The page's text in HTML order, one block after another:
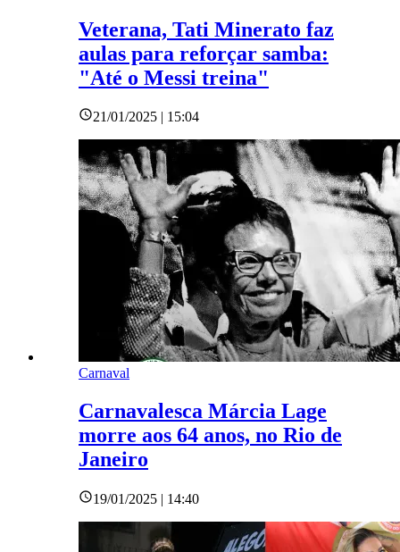
Veterana, Tati Minerato faz
aulas para reforçar samba:
"Até o Messi treina"
21/01/2025 | 15:04
Carnaval
Carnavalesca Márcia Lage
morre aos 64 anos, no Rio de
Janeiro
19/01/2025 | 14:40